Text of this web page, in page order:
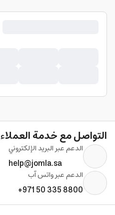
التواصل مع خدمة العملاء
الدعم عبر البريد الإلكتروني
help@jomla.sa
الدعم عبر واتس آب
+971 50 335 8800